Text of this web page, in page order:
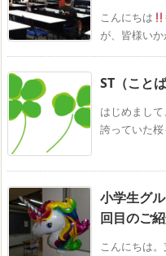
こんにちは
が、皆様い
ST（こと
はじめまし
誇っていた
小学生グ
回目のご
こんにちは